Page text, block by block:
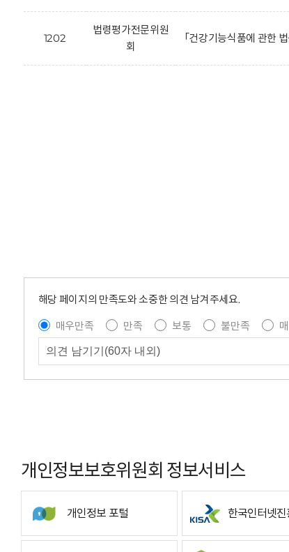
1202
법령평가전문위원
회
「건강기능식품에 관한
해당 페이지의 만족도와 소중한 의견 남겨주세요.
매우만족
만족 보통 불만족
개인정보보호위원회 정보서비스
개인정보 포털 한국인터넷진